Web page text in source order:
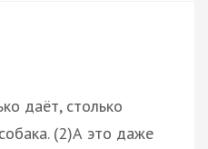
даёт, столько
(2)А это даже